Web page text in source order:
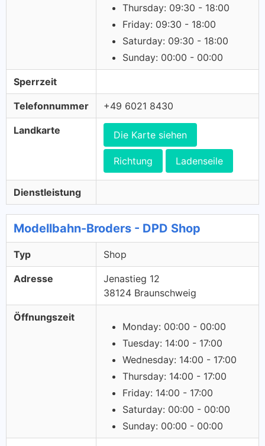
Thursday: 09:30 - 18:00
Friday: 09:30 - 18:00
Saturday: 09:30 - 18:00
Sunday: 00:00 - 00:00
Sperrzeit
Telefonnummer +49 6021 8430
Landkarte Die Karte siehen
Richtung Ladenseile
Dienstleistung
Modellbahn-Broders - DPD Shop
Typ Shop
Adresse
Jenastieg 12
38124 Braunschweig
Öffnungszeit
Monday: 00:00 - 00:00
Tuesday: 14:00 - 17:00
Wednesday: 14:00 - 17:00
Thursday: 14:00 - 17:00
Friday: 14:00 - 17:00
Saturday: 00:00 - 00:00
Sunday: 00:00 - 00:00